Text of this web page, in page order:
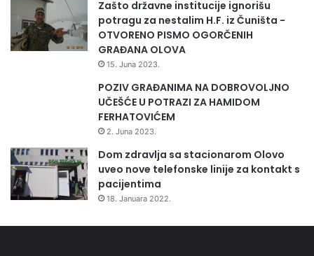
Zašto državne institucije ignorišu
potragu za nestalim H.F. iz Čuništa -
OTVORENO PISMO OGORČENIH
GRAĐANA OLOVA
15. Juna 2023.
POZIV GRAĐANIMA NA DOBROVOLJNO
UČEŠĆE U POTRAZI ZA HAMIDOM
FERHATOVIĆEM
2. Juna 2023.
Dom zdravlja sa stacionarom Olovo
uveo nove telefonske linije za kontakt s
pacijentima
18. Januara 2022.